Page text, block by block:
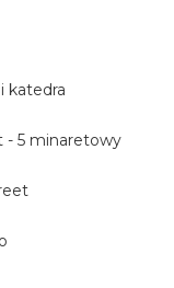
katedra
- 5 minaretowy